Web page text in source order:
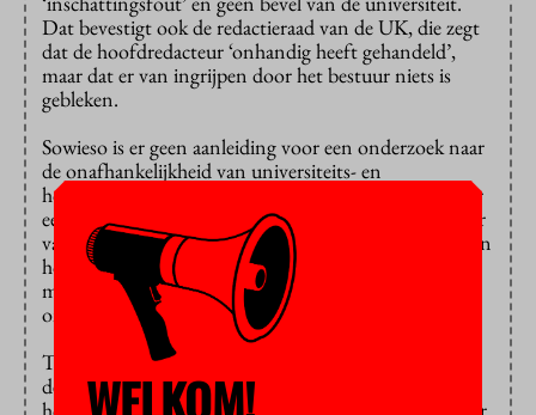
Dat bevestigt ook de redactieraad van de UK, die zegt
dat de hoofdredacteur ‘onhandig heeft gehandeld’,
maar dat er van ingrijpen door het bestuur niets is
gebleken.
Sowieso is er geen aanleiding voor een onderzoek naar
de onafhankelijkheid van universiteits- en
hogeschoolmedia, vindt Bussemaker. Ze verwijst naar
een uitspraak die Wieneke Gunneweg, hoofdredacteur
van
Erasmus Magazineen voorzitter van de Kring van
hoofdredacteuren van hogeronderwijsmedia, vorige
maand inde Volkskrantdeed: “Ik geloof niet dat de
onafhankelijkheid echt in het geding is.”
Toch is ze er niet helemaal gerust op, zegt ze
desgevraagd. Ze is het eens met Jaap de Jong, Leids
WELKOM!